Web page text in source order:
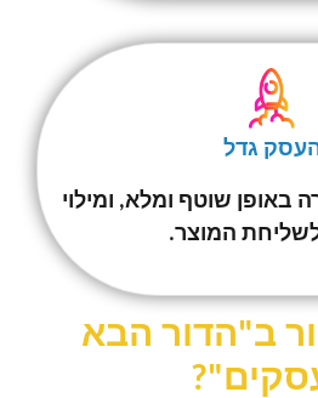
גדל
באופן שוטף ומלא, ומילוי
לשליחת המוצר.
ב"הדור הבא